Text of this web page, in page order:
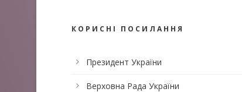
КОРИСНІ ПОСИЛАННЯ
Президент України
Верховна Рада України